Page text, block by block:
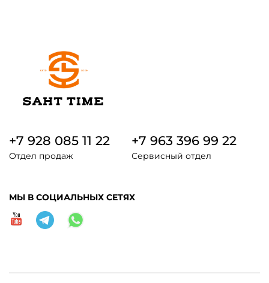
+7 928 085 11 22
Отдел продаж
+7 963 396 99 22
Сервисный отдел
МЫ В СОЦИАЛЬНЫХ СЕТЯХ